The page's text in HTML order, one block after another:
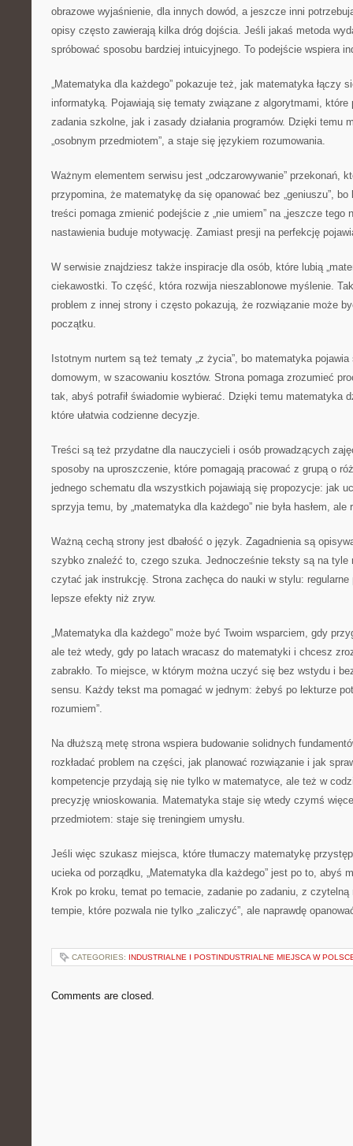
obrazowe wyjaśnienie, dla innych dowód, a jeszcze inni
opisy często zawierają kilka dróg dojścia. Jeśli jakaś metoda
spróbować sposobu bardziej intuicyjnego. To podejście wspiera
„Matematyka dla każdego” pokazuje też, jak matematyka łączy
informatyką. Pojawiają się tematy związane z algorytmami, które
zadania szkolne, jak i zasady działania programów. Dzięki temu
„osobnym przedmiotem”, a staje się językiem rozumowania.
Ważnym elementem serwisu jest „odczarowywanie” przekonań,
przypomina, że matematykę da się opanować bez „geniuszu”,
treści pomaga zmienić podejście z „nie umiem” na „jeszcze tego
nastawienia buduje motywację. Zamiast presji na perfekcję
W serwisie znajdziesz także inspiracje dla osób, które lubią
ciekawostki. To część, która rozwija nieszablonowe myślenie.
problem z innej strony i często pokazują, że rozwiązanie może
początku.
Istotnym nurtem są też tematy „z życia”, bo matematyka
domowym, w szacowaniu kosztów. Strona pomaga zrozumieć
tak, abyś potrafił świadomie wybierać. Dzięki temu matematyka
które ułatwia codzienne decyzje.
Treści są też przydatne dla nauczycieli i osób prowadzących
sposoby na uproszczenie, które pomagają pracować z grupą o
jednego schematu dla wszystkich pojawiają się propozycje: jak
sprzyja temu, by „matematyka dla każdego” nie była hasłem, ale
Ważną cechą strony jest dbałość o język. Zagadnienia są
szybko znaleźć to, czego szuka. Jednocześnie teksty są na tyle
czytać jak instrukcję. Strona zachęca do nauki w stylu:
lepsze efekty niż zryw.
„Matematyka dla każdego” może być Twoim wsparciem, gdy
ale też wtedy, gdy po latach wracasz do matematyki i chcesz
zabrakło. To miejsce, w którym można uczyć się bez wstydu i
sensu. Każdy tekst ma pomagać w jednym: żebyś po lekturze
rozumiem”.
Na dłuższą metę strona wspiera budowanie solidnych
rozkładać problem na części, jak planować rozwiązanie i jak
kompetencje przydają się nie tylko w matematyce, ale też w
precyzję wnioskowania. Matematyka staje się wtedy czymś
przedmiotem: staje się treningiem umysłu.
Jeśli więc szukasz miejsca, które tłumaczy matematykę
ucieka od porządku, „Matematyka dla każdego” jest po to, abyś
Krok po kroku, temat po temacie, zadanie po zadaniu, z
tempie, które pozwala nie tylko „zaliczyć”, ale naprawdę
CATEGORIES: INDUSTRIALNE I POSTINDUSTRIALNE MIEJSCA W
Comments are closed.